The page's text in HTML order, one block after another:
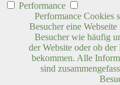
Performance
Performance Cookies
Besucher eine
Besucher wie häufig
der Website oder ob
bekommen. Alle
sind